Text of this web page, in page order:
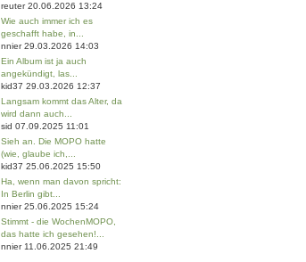
reuter 20.06.2026 13:24
Wie auch immer ich es
geschafft habe, in...
nnier 29.03.2026 14:03
Ein Album ist ja auch
angekündigt, las...
kid37 29.03.2026 12:37
Langsam kommt das Alter, da
wird dann auch...
sid 07.09.2025 11:01
Sieh an. Die MOPO hatte
(wie, glaube ich,...
kid37 25.06.2025 15:50
Ha, wenn man davon spricht:
In Berlin gibt...
nnier 25.06.2025 15:24
Stimmt - die WochenMOPO,
das hatte ich gesehen!...
nnier 11.06.2025 21:49